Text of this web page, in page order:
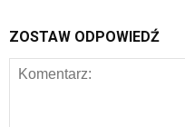
ZOSTAW ODPOWIEDŹ